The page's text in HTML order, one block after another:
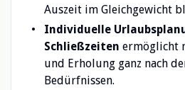
Auszeit im Gleichgewicht
Individuelle
Schließzeiten ermöglicht
und Erholung ganz nach
Bedürfnissen.